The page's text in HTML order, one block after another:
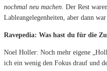
nochmal neu machen. Der Rest
Lableangelegenheiten, aber dann
Ravepedia: Was hast du für die
Noel Holler: Noch mehr eigene
ich ein wenig den Fokus drauf und